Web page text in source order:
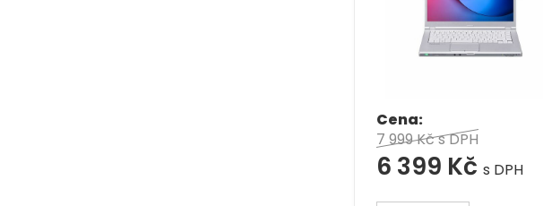
Cena:
7 999 Kčs DPH
6 399 Kč s DPH